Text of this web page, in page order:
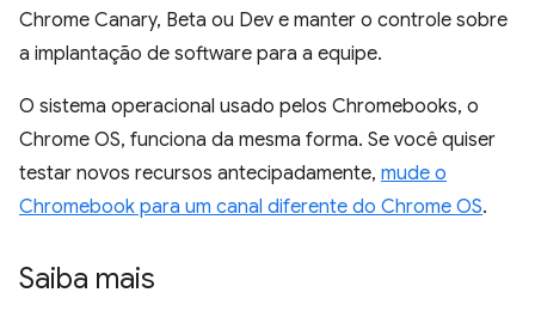
Chrome Canary, Beta ou Dev e manter o controle sobre
a implantação de software para a equipe.
O sistema operacional usado pelos Chromebooks, o
Chrome OS, funciona da mesma forma. Se você quiser
testar novos recursos antecipadamente, mude o
Chromebook para um canal diferente do Chrome OS.
Saiba mais